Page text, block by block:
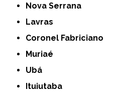
Nova Serrana
Lavras
Coronel Fabriciano
Muriaé
Ubá
Ituiutaba